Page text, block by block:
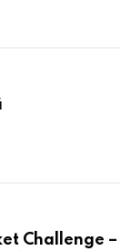
Challenge –